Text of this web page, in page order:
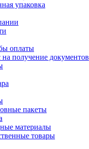
упаковка
оплаты
на получение документов
пакеты
материалы
товары